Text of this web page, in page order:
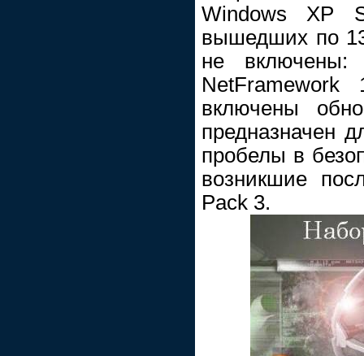
Windows XP
вышедших по
не
включены
предназначен
пробелы в
возникшие
Pack 3.